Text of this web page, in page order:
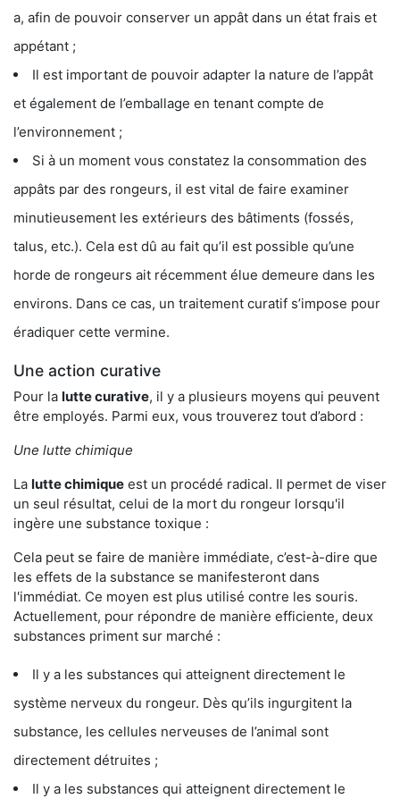
a, afin de pouvoir conserver un appât dans un état frais et
appétant ;
Il est important de pouvoir adapter la nature de l’appât
et également de l’emballage en tenant compte de
l’environnement ;
Si à un moment vous constatez la consommation des
appâts par des rongeurs, il est vital de faire examiner
minutieusement les extérieurs des bâtiments (fossés,
talus, etc.). Cela est dû au fait qu’il est possible qu’une
horde de rongeurs ait récemment élue demeure dans les
environs. Dans ce cas, un traitement curatif s’impose pour
éradiquer cette vermine.
Une action curative
Pour la lutte curative, il y a plusieurs moyens qui peuvent
être employés. Parmi eux, vous trouverez tout d’abord :
Une lutte chimique
La lutte chimique est un procédé radical. Il permet de viser
un seul résultat, celui de la mort du rongeur lorsqu'il
ingère une substance toxique :
Cela peut se faire de manière immédiate, c’est-à-dire que
les effets de la substance se manifesteront dans
l'immédiat. Ce moyen est plus utilisé contre les souris.
Actuellement, pour répondre de manière efficiente, deux
substances priment sur marché :
Il y a les substances qui atteignent directement le
système nerveux du rongeur. Dès qu’ils ingurgitent la
substance, les cellules nerveuses de l’animal sont
directement détruites ;
Il y a les substances qui atteignent directement le